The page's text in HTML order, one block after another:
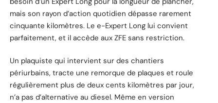
mais son rayon d’action quotidien dépasse rarement
cinquante kilomètres. Le e-Expert Long lui convient
parfaitement, et il accède aux ZFE sans restriction.
Un plaquiste qui intervient sur des chantiers
périurbains, tracte une remorque de plaques et roule
régulièrement plus de deux cents kilomètres par jour,
n’a pas d’alternative au diesel. Même en version